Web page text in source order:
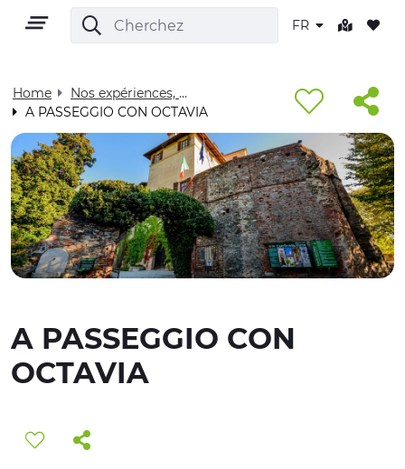
FR
FR
TERRITOIRE
CULTURE
NATURE ET BIEN-ÊTRE
EXPÉRIENCES
Home
Nos expériences, pour vous - Visit Cuneese
A PASSEGGIO CON OCTAVIA
A PASSEGGIO CON
OCTAVIA